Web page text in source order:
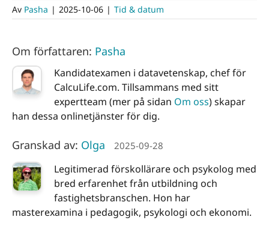
Av Pasha | 2025-10-06 | Tid & datum
Om författaren: Pasha
Kandidatexamen i datavetenskap, chef för
CalcuLife.com. Tillsammans med sitt
expertteam (mer på sidan Om oss) skapar
han dessa onlinetjänster för dig.
Granskad av: Olga 2025-09-28
Legitimerad förskollärare och psykolog med
bred erfarenhet från utbildning och
fastighetsbranschen. Hon har
masterexamina i pedagogik, psykologi och ekonomi.